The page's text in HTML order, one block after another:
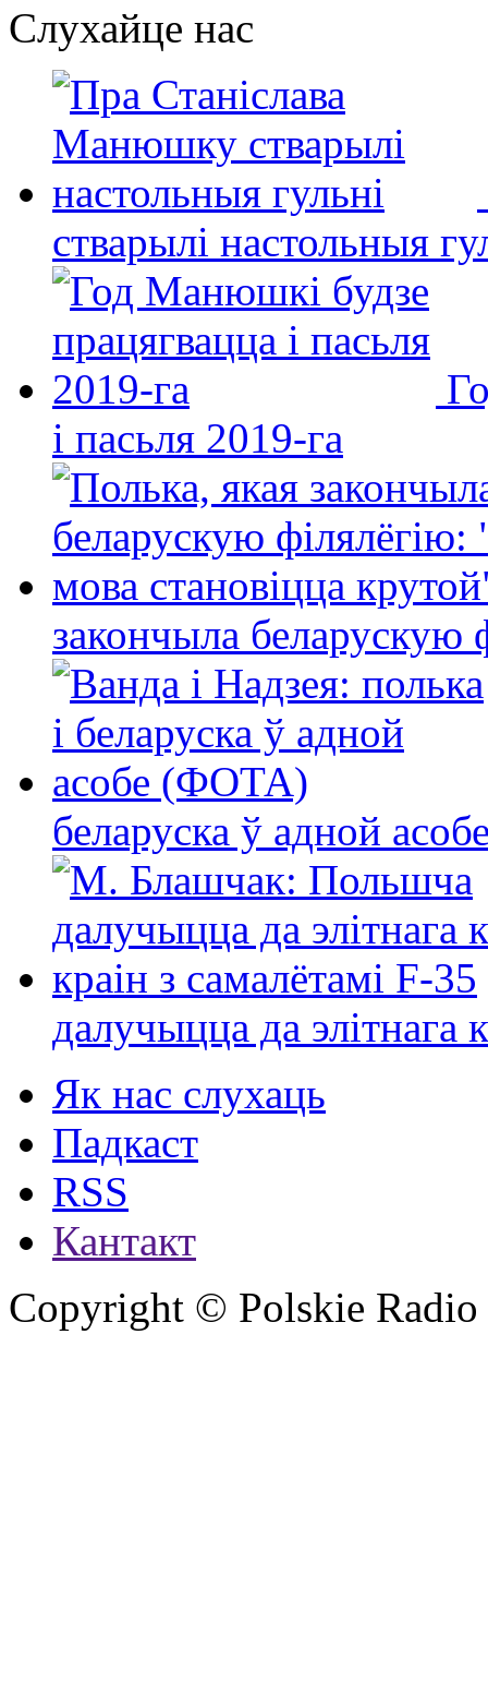
Слухайце нас
стварылі настольныя
і пасьля 2019-га
закончыла беларускую
беларуска ў адной
далучыцца да элітнага
Як нас слухаць
Падкаст
RSS
Кантакт
Copyright © Polskie